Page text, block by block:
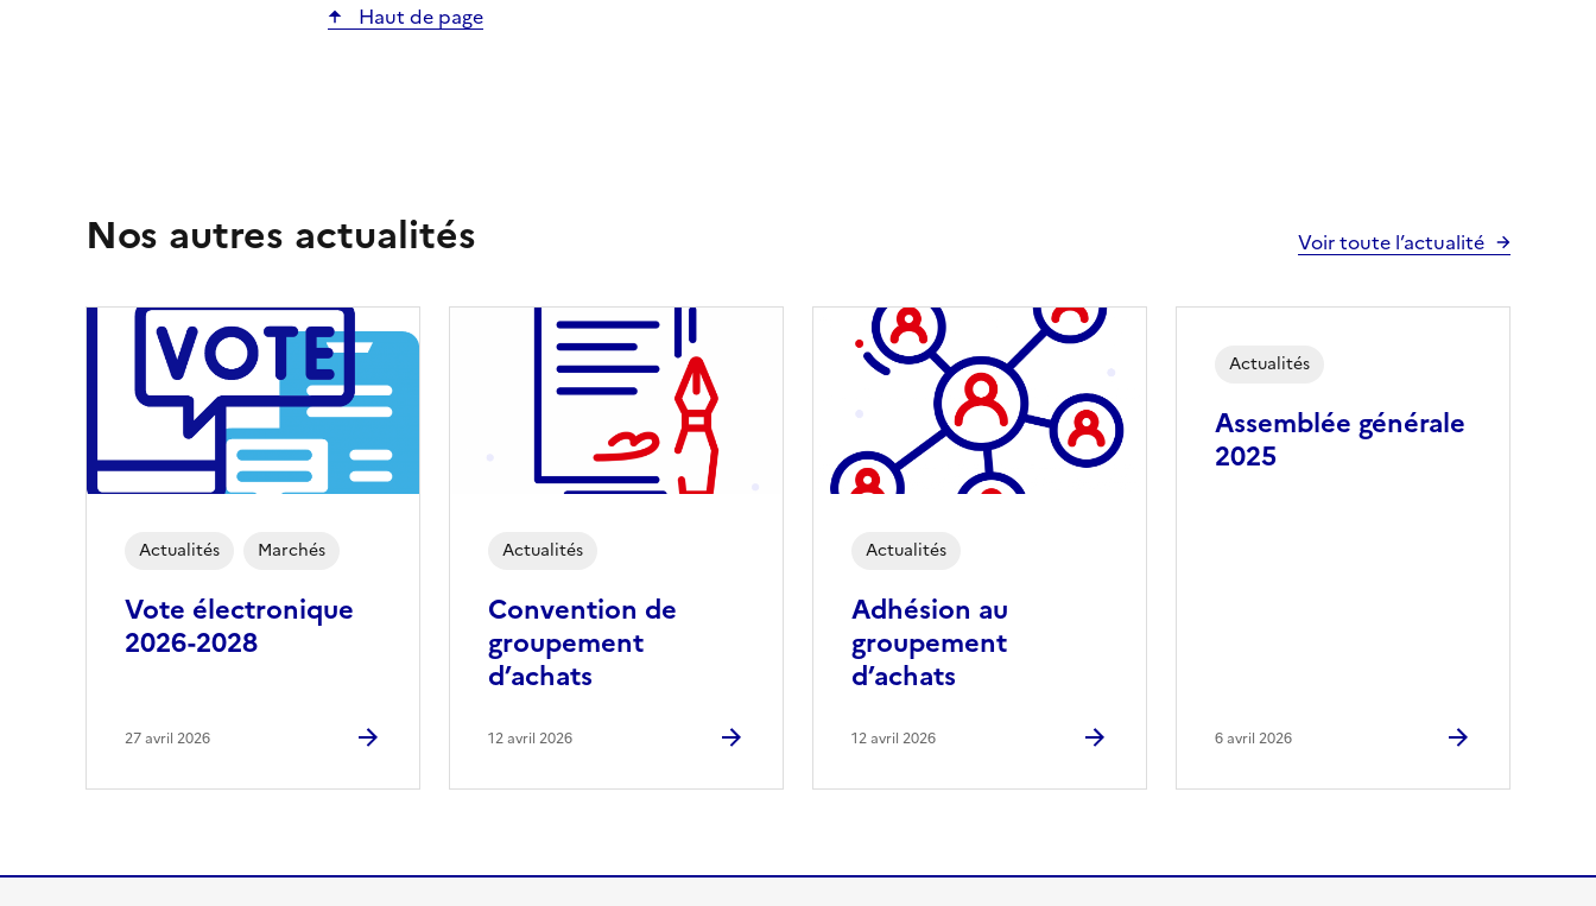
Haut de page
Nos autres actualités Voir toute l’actualité
Vote électronique
2026-2028
Actualités Marchés
27 avril 2026
Convention de
groupement
d’achats
Actualités
12 avril 2026
Adhésion au
groupement
d’achats
Actualités
12 avril 2026
Assemblée générale
2025
Actualités
6 avril 2026